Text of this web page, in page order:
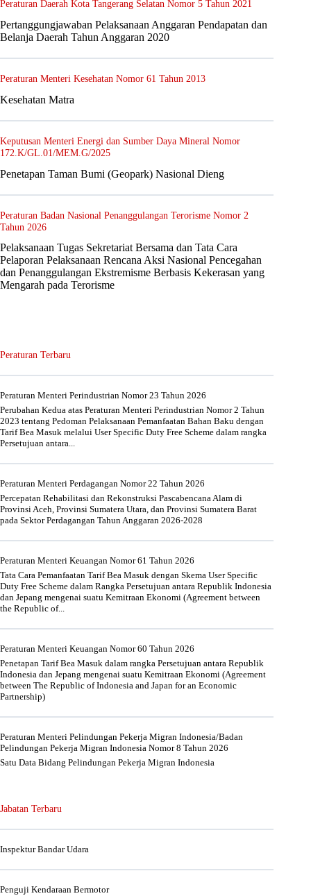
Peraturan Daerah Kota Tangerang Selatan Nomor 5 Tahun 2021
Pertanggungjawaban Pelaksanaan Anggaran Pendapatan dan
Belanja Daerah Tahun Anggaran 2020
Peraturan Menteri Kesehatan Nomor 61 Tahun 2013
Kesehatan Matra
Keputusan Menteri Energi dan Sumber Daya Mineral Nomor
172.K/GL.01/MEM.G/2025
Penetapan Taman Bumi (Geopark) Nasional Dieng
Peraturan Badan Nasional Penanggulangan Terorisme Nomor 2
Tahun 2026
Pelaksanaan Tugas Sekretariat Bersama dan Tata Cara
Pelaporan Pelaksanaan Rencana Aksi Nasional Pencegahan
dan Penanggulangan Ekstremisme Berbasis Kekerasan yang
Mengarah pada Terorisme
Peraturan Terbaru
Peraturan Menteri Perindustrian Nomor 23 Tahun 2026
Perubahan Kedua atas Peraturan Menteri Perindustrian Nomor 2 Tahun
2023 tentang Pedoman Pelaksanaan Pemanfaatan Bahan Baku dengan
Tarif Bea Masuk melalui User Specific Duty Free Scheme dalam rangka
Persetujuan antara...
Peraturan Menteri Perdagangan Nomor 22 Tahun 2026
Percepatan Rehabilitasi dan Rekonstruksi Pascabencana Alam di
Provinsi Aceh, Provinsi Sumatera Utara, dan Provinsi Sumatera Barat
pada Sektor Perdagangan Tahun Anggaran 2026-2028
Peraturan Menteri Keuangan Nomor 61 Tahun 2026
Tata Cara Pemanfaatan Tarif Bea Masuk dengan Skema User Specific
Duty Free Scheme dalam Rangka Persetujuan antara Republik Indonesia
dan Jepang mengenai suatu Kemitraan Ekonomi (Agreement between
the Republic of...
Peraturan Menteri Keuangan Nomor 60 Tahun 2026
Penetapan Tarif Bea Masuk dalam rangka Persetujuan antara Republik
Indonesia dan Jepang mengenai suatu Kemitraan Ekonomi (Agreement
between The Republic of Indonesia and Japan for an Economic
Partnership)
Peraturan Menteri Pelindungan Pekerja Migran Indonesia/Badan
Pelindungan Pekerja Migran Indonesia Nomor 8 Tahun 2026
Satu Data Bidang Pelindungan Pekerja Migran Indonesia
Jabatan Terbaru
Inspektur Bandar Udara
Penguji Kendaraan Bermotor